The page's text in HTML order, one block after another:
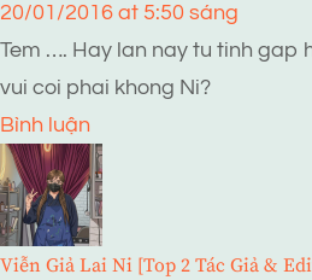
20/01/2016 at 5:50 sáng
Tem …. Hay lan nay tu tinh gap
vui coi phai khong Ni?
Bình luận
Viễn Giả Lai Ni [Top 2 Tác Giả &